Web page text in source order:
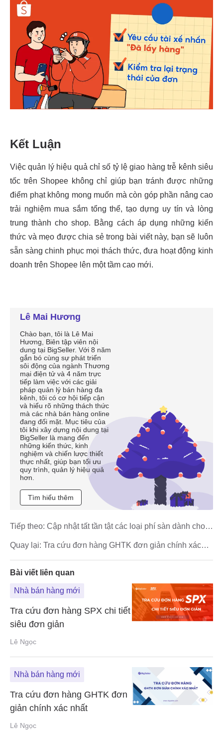
Lê Mai Hương
Chào bạn, tôi là Lê Mai
Hương, Biên tập viên nội
dung tại BigSeller. Với 8 năm
gắn bó cùng sự phát triển
sôi động của ngành Thương
mại điện tử và 4 năm trực
tiếp làm việc với các giải
pháp quản lý bán hàng đa
kênh, tôi có cơ hội tiếp cận
và hiểu rõ những thách thức
mà các nhà bán hàng online
đang đối mặt. Mục tiêu của
tôi khi xây dựng nội dung tại
BigSeller là mang đến
những kiến thức, kinh
nghiệm và chiến lược thiết
thực nhất, giúp bạn tối ưu
quy trình, quản lý hiệu quả
hơn.
Tìm hiểu thêm
Quay lại: Tra cứu đơn hàng GHTK đơn giản chính xác
Tiếp theo: Cập nhật tất tần tật các loại phí sàn dành cho
Bài viết liên quan
Nhà bán hàng mới
Tra cứu đơn hàng SPX chi tiết
siêu đơn giản
Lê Ngọc
Nhà bán hàng mới
Tra cứu đơn hàng GHTK đơn
giản chính xác nhất
Lê Ngọc